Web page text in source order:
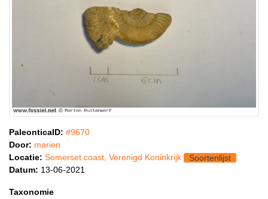
PaleonticaID: #9670
Door: marien
Locatie: Somerset coast, Verenigd Koninkrijk
Soortenlijst
Datum: 13-06-2021
Taxonomie